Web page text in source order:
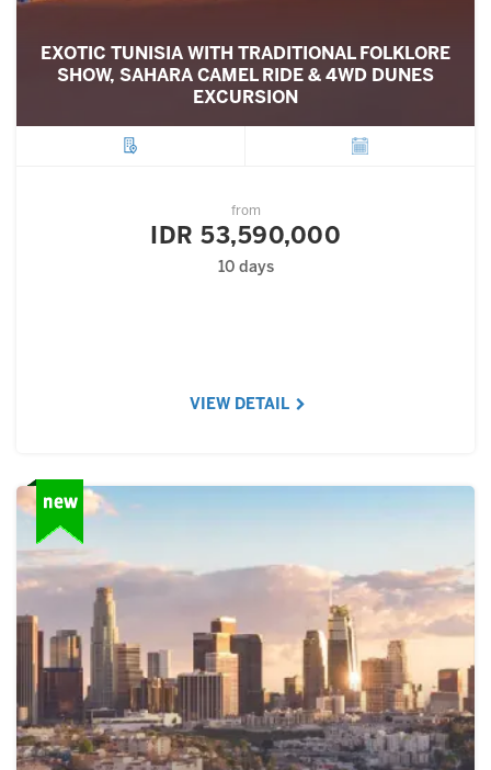
EXOTIC TUNISIA WITH TRADITIONAL FOLKLORE
SHOW, SAHARA CAMEL RIDE & 4WD DUNES
EXCURSION
from
IDR 53,590,000
10 days
VIEW DETAIL